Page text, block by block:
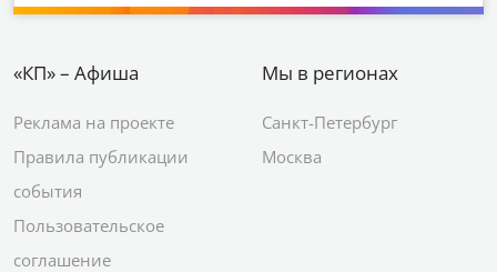
«КП» – Афиша
Реклама на проекте
Правила публикации
события
Пользовательское
соглашение
Мы в регионах
Санкт-Петербург
Москва